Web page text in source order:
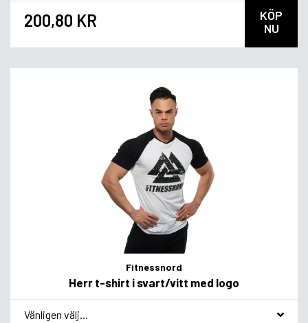
200,80 KR
KÖP
NU
Fitnessnord
Herr t-shirt i svart/vitt med logo
* Smagsvariant